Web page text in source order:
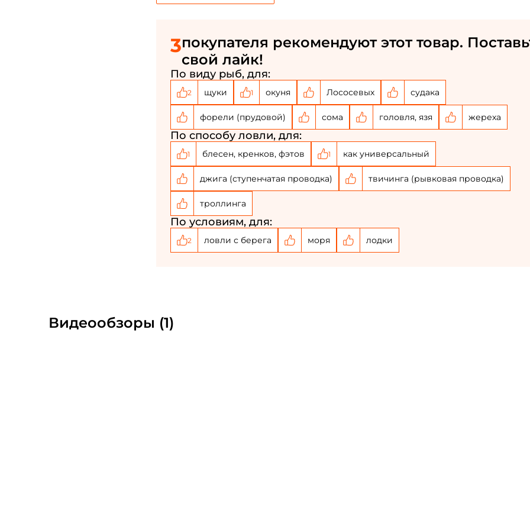
3покупателя рекомендуют этот товар.
свой лайк!
По виду рыб, для:
2 щуки 1 окуня Лососевых судака
форели (прудовой) сома головля, язя жереха
По способу ловли, для:
1 блесен, кренков, фэтов 1 как универсальный
джига (ступенчатая проводка) твичинга (рывковая проводка)
троллинга
По условиям, для:
2 ловли с берега моря лодки
Видеообзоры (1)